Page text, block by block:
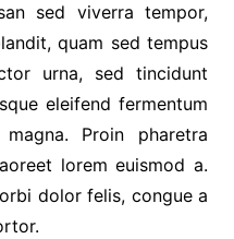
sed viverra tempor,
quam sed tempus
urna, sed tincidunt
eleifend fermentum
Proin pharetra
lorem euismod a.
dolor felis, congue a